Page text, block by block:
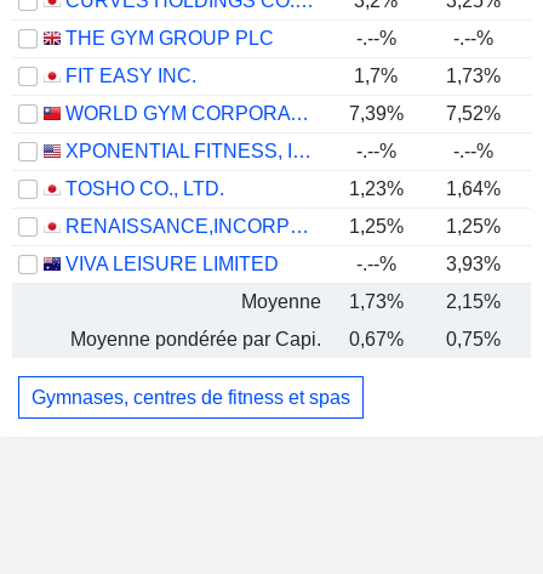
THE GYM GROUP PLC
-.--% -.--%
FIT EASY INC.
1,7%
1,73%
WORLD GYM CORPORATION
7,39% 7,52%
XPONENTIAL FITNESS, INC.
-.--% -.--%
TOSHO CO., LTD.
1,23%
1,64%
RENAISSANCE,INCORPORATED
1,25% 1,25%
VIVA LEISURE LIMITED
-.--% 3,93%
Moyenne
1,73% 2,15%
Moyenne pondérée par Capi.
0,67% 0,75%
Gymnases, centres de fitness et spas